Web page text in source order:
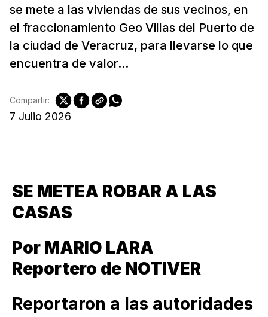
se mete a las viviendas de sus vecinos, en
el fraccionamiento Geo Villas del Puerto de
la ciudad de Veracruz, para llevarse lo que
encuentra de valor...
7 Julio 2026
Compartir:
SE METEA ROBAR A LAS
CASAS
Por MARIO LARA
Reportero de NOTIVER
Reportaron a las autoridades